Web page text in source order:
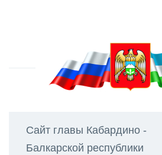
Сайт главы Кабардино -
Балкарской республики